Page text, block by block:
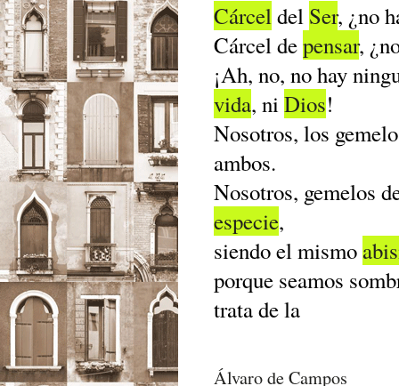
Cárceldel Ser, ¿no
Cárcel depensar,
¡Ah, no, no hay
vida, niDios!
Nosotros, los
ambos.
Nosotros, gemelos
especie,
siendo el mismo
porque seamos
trata de la
Álvaro de Campos